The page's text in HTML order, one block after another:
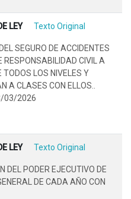
LEY Texto Original
SEGURO DE ACCIDENTES
RESPONSABILIDAD CIVIL A
TODOS LOS NIVELES Y
A CLASES CON ELLOS..
03/2026
LEY Texto Original
DEL PODER EJECUTIVO DE
DE CADA AÑO CON